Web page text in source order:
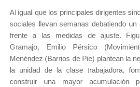
Al igual que los principales dirigentes
sociales llevan semanas debatiendo un
frente a las medidas de ajuste.
Gramajo, Emilio Pérsico
Menéndez (Barrios de Pie) plantean la
la unidad de la clase trabajadora,
construir una mayor acumulación